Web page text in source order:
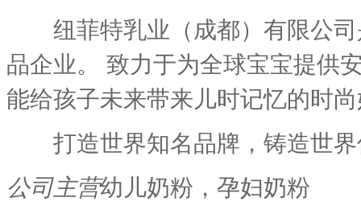
纽菲特乳业（成都）有限公司
品企业。 致力于为全球宝宝提供
能给孩子未来带来儿时记忆的时
打造世界知名品牌，铸造世界
公司主营幼儿奶粉，孕妇奶粉